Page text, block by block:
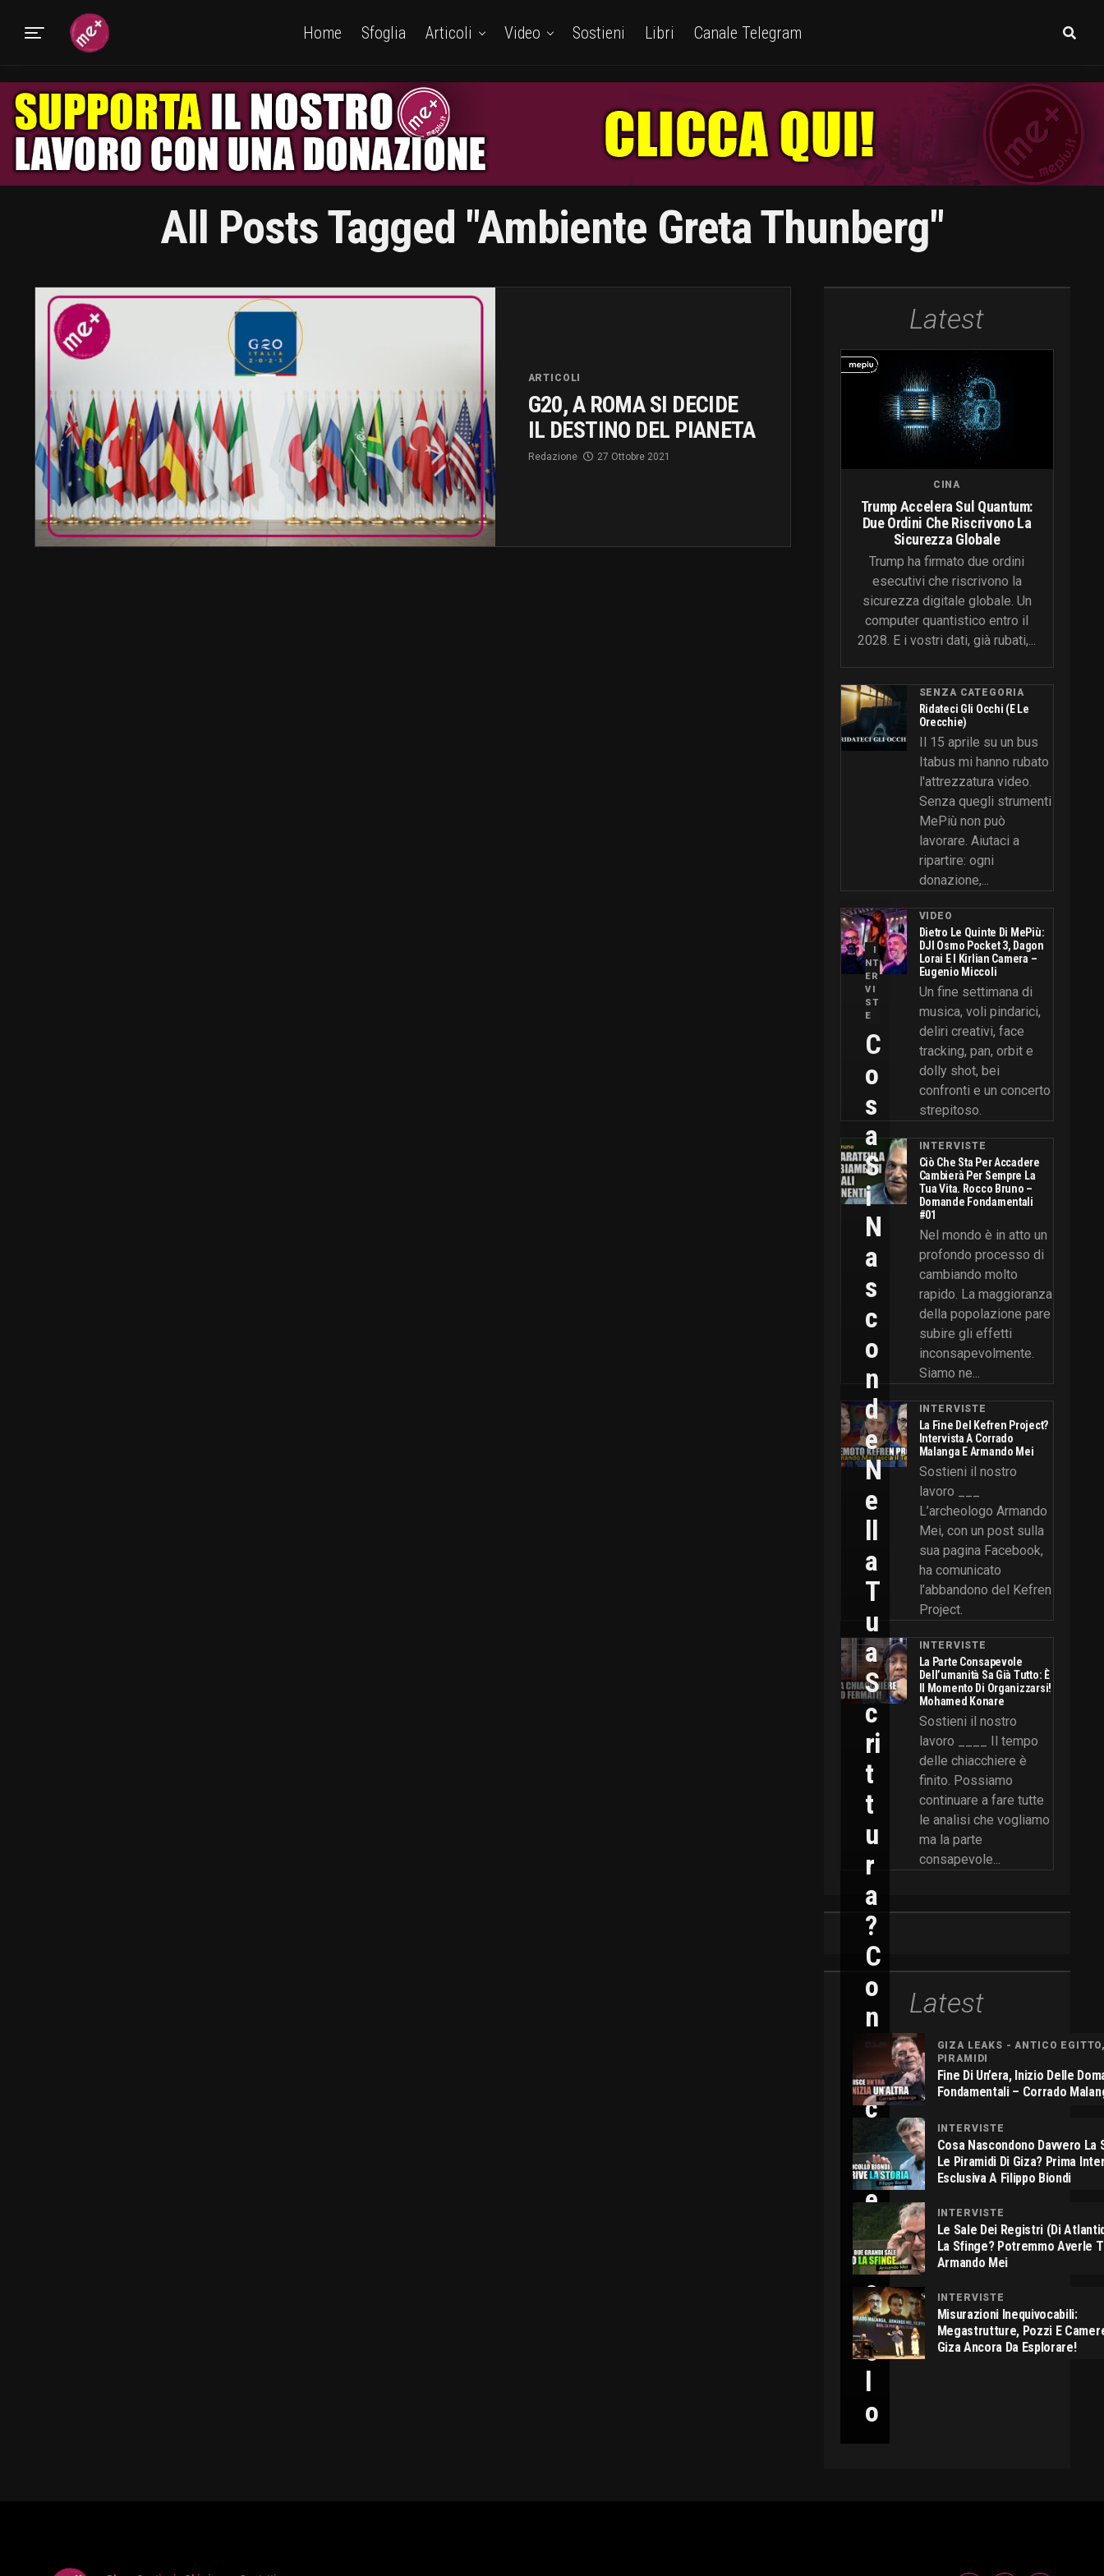
Home Sfoglia Articoli Video Sostieni Libri Canale Telegram
All Posts Tagged "ambiente Greta Thunberg"
ARTICOLI
G20, A ROMA SI DECIDE
IL DESTINO DEL PIANETA
Redazione 27 Ottobre 2021
Latest
CINA
Trump Accelera Sul Quantum:
Due Ordini Che Riscrivono La
Sicurezza Globale
Trump ha firmato due ordini
esecutivi che riscrivono la
sicurezza digitale globale. Un
computer quantistico entro il
2028. E i vostri dati, già rubati,...
SENZA CATEGORIA
Ridateci Gli Occhi (e Le
Orecchie)
Il 15 aprile su un bus
Itabus mi hanno rubato
l'attrezzatura video.
Senza quegli strumenti
MePiù non può
lavorare. Aiutaci a
ripartire: ogni
donazione,...
VIDEO
Dietro Le Quinte Di MePiù:
DJI Osmo Pocket 3, Dagon
Lorai E I Kirlian Camera –
Eugenio Miccoli
Un fine settimana di
musica, voli pindarici,
deliri creativi, face
tracking, pan, orbit e
dolly shot, bei
confronti e un concerto
strepitoso.
INTERVISTE
Ciò Che Sta Per Accadere
Cambierà Per Sempre La
Tua Vita. Rocco Bruno –
Domande Fondamentali
#01
Nel mondo è in atto un
profondo processo di
cambiando molto
rapido. La maggioranza
della popolazione pare
subire gli effetti
inconsapevolmente.
Siamo ne...
INTERVISTE
La Fine Del Kefren Project?
Intervista A Corrado
Malanga E Armando Mei
Sostieni il nostro
lavoro ___
L’archeologo Armando
Mei, con un post sulla
sua pagina Facebook,
ha comunicato
l’abbandono del Kefren
Project.
INTERVISTE
La Parte Consapevole
Dell’umanità Sa Già Tutto: È
Il Momento Di Organizzarsi!
Mohamed Konare
Sostieni il nostro
lavoro ____ Il tempo
delle chiacchiere è
finito. Possiamo
continuare a fare tutte
le analisi che vogliamo
ma la parte
consapevole...
Latest
I
NT
ER
VI
ST
E
C
O
S
A
S
I
N
A
S
C
O
N
D
E
N
E
Ll
A
T
U
A
S
C
Ri
T
T
U
R
A
?
C
O
N
I
C
L
E
C
I
C
C
O
L
O
GIZA LEAKS - ANTICO
PIRAMIDI
Fine Di Un’era, Inizio Delle
Fondamentali – Corrado
INTERVISTE
Cosa Nascondono Davvero La
Le Piramidi Di Giza? Prima
Esclusiva A Filippo Biondi
INTERVISTE
Le Sale Dei Registri (di
La Sfinge? Potremmo Averle
Armando Mei
INTERVISTE
Misurazioni Inequivocabili:
Megastrutture, Pozzi E
Giza Ancora Da Esplorare!